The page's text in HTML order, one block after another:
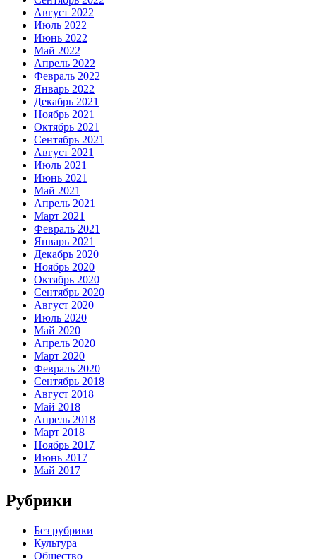
Август 2022
Июль 2022
Июнь 2022
Май 2022
Апрель 2022
Февраль 2022
Январь 2022
Декабрь 2021
Ноябрь 2021
Октябрь 2021
Сентябрь 2021
Август 2021
Июль 2021
Июнь 2021
Май 2021
Апрель 2021
Март 2021
Февраль 2021
Январь 2021
Декабрь 2020
Ноябрь 2020
Октябрь 2020
Сентябрь 2020
Август 2020
Июль 2020
Май 2020
Апрель 2020
Март 2020
Февраль 2020
Сентябрь 2018
Август 2018
Май 2018
Апрель 2018
Март 2018
Ноябрь 2017
Июнь 2017
Май 2017
Рубрики
Без рубрики
Культура
Общество